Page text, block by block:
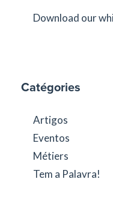
Download our
Catégories
Artigos
Eventos
Métiers
Tem a Palavra!